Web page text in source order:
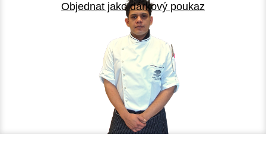
Objednat jako dárkový poukaz